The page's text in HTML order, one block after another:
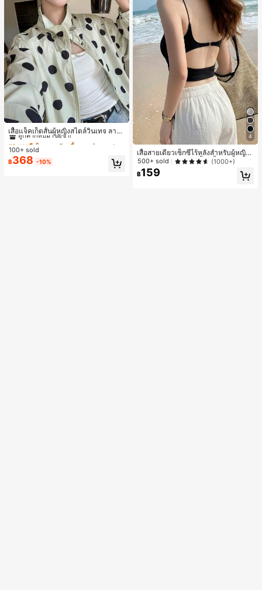
เสื้อแจ็คเก็ตสั้นผู้หญิงสไตล์วินเทจ ลายจุ
ดขนาดใหญ่ คอตั้ง เอวเข้ารูป แขนพอง
ทรงหลวม แฟชั่นอเนกประสงค์ สำหรับใ
ส่ประจำวันและไปเที่ยวพักผ่อน
#1 ขายดี
ใน กระเป๋า เสื้อคลุมลำลอง
ลูกค้ากลับมาซื้อซ้ำ!
#1 ขายดี ใน กระเป๋า เสื้อคลุมลำลอง
ลูกค้ากลับมาซื้อซ้ำ!
#1 ขายดี ใน กระเป๋า เสื้อคลุมลำลอง
ลูกค้ากลับมาซื้อซ้ำ!
#1 ขายดี ใน กระเป๋า เสื้อคลุมลำลอง
100+ sold
฿368 -10%
4
เสื้อสายเดี่ยวเซ็กซี่ไร้หลังสำหรับผู้หญิง
พร้อมบราแบบมีฟองน้ำ, เสื้อกล้ามแขน
กุด, เสื้อลำลองสีดำสำหรับฤดูร้อน
500+ sold (1000+)
฿159